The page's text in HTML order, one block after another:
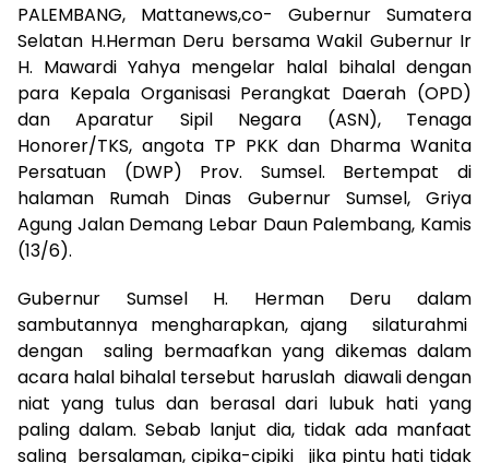
PALEMBANG, Mattanews,co- Gubernur Sumatera
Selatan H.Herman Deru bersama Wakil Gubernur Ir
H. Mawardi Yahya mengelar halal bihalal dengan
para Kepala Organisasi Perangkat Daerah (OPD)
dan Aparatur Sipil Negara (ASN), Tenaga
Honorer/TKS, angota TP PKK dan Dharma Wanita
Persatuan (DWP) Prov. Sumsel. Bertempat di
halaman Rumah Dinas Gubernur Sumsel, Griya
Agung Jalan Demang Lebar Daun Palembang, Kamis
(13/6).
Gubernur Sumsel H. Herman Deru dalam
sambutannya mengharapkan, ajang silaturahmi
dengan saling bermaafkan yang dikemas dalam
acara halal bihalal tersebut haruslah diawali dengan
niat yang tulus dan berasal dari lubuk hati yang
paling dalam. Sebab lanjut dia, tidak ada manfaat
saling bersalaman, cipika-cipiki jika pintu hati tidak